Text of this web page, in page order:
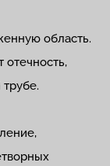
область.
отечность,